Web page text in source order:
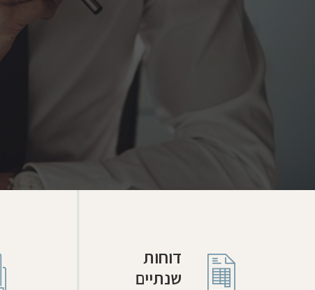
בית לגדול איתו ואוזן
לגדולים וקטנים כאחד
דוחות
שנתיים